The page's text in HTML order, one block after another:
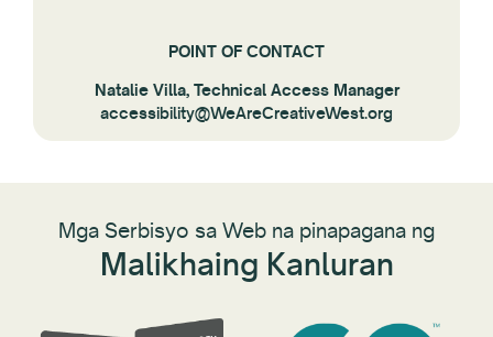
POINT OF CONTACT
Natalie Villa, Technical Access Manager
accessibility@WeAreCreativeWest.org
Mga Serbisyo sa Web na pinapagana ng
Malikhaing Kanluran